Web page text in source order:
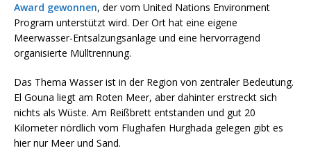
Award gewonnen, der vom United Nations Environment
Program unterstützt wird. Der Ort hat eine eigene
Meerwasser-Entsalzungsanlage und eine hervorragend
organisierte Mülltrennung.
Das Thema Wasser ist in der Region von zentraler Bedeutung.
El Gouna liegt am Roten Meer, aber dahinter erstreckt sich
nichts als Wüste. Am Reißbrett entstanden und gut 20
Kilometer nördlich vom Flughafen Hurghada gelegen gibt es
hier nur Meer und Sand.